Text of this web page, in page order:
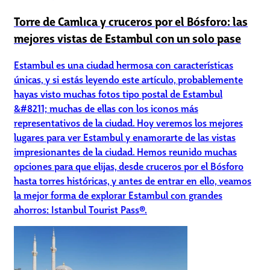
Torre de Camlıca y cruceros por el Bósforo: las
mejores vistas de Estambul con un solo pase
Estambul es una ciudad hermosa con características
únicas, y si estás leyendo este artículo, probablemente
hayas visto muchas fotos tipo postal de Estambul
&#8211; muchas de ellas con los iconos más
representativos de la ciudad. Hoy veremos los mejores
lugares para ver Estambul y enamorarte de las vistas
impresionantes de la ciudad. Hemos reunido muchas
opciones para que elijas, desde cruceros por el Bósforo
hasta torres históricas, y antes de entrar en ello, veamos
la mejor forma de explorar Estambul con grandes
ahorros: Istanbul Tourist Pass®.